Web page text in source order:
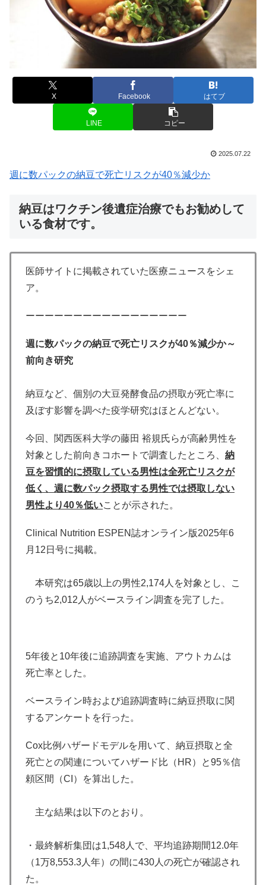
X Facebook はてブ
LINE コピー
2025.07.22
週に数パックの納豆で死亡リスクが40％減少か
納豆はワクチン後遺症治療でもお勧めして
いる食材です。
医師サイトに掲載されていた医療ニュースをシェ
ア。
ーーーーーーーーーーーーーーーーー
週に数パックの納豆で死亡リスクが40％減少か～
前向き研究
納豆など、個別の大豆発酵食品の摂取が死亡率に
及ぼす影響を調べた疫学研究はほとんどない。
今回、関西医科大学の藤田 裕規氏らが高齢男性を
対象とした前向きコホートで調査したところ、 納
豆を習慣的に摂取している男性は全死亡リスクが
低く、週に数パック摂取する男性では摂取しない
男性より40％低いことが示された。
Clinical Nutrition ESPEN誌オンライン版2025年6
月12日号に掲載。
本研究は65歳以上の男性2,174人を対象とし、こ
のうち2,012人がベースライン調査を完了した。
5年後と10年後に追跡調査を実施、アウトカムは
死亡率とした。
ベースライン時および追跡調査時に納豆摂取に関
するアンケートを行った。
Cox比例ハザードモデルを用いて、納豆摂取と全
死亡との関連についてハザード比（HR）と95％信
頼区間（CI）を算出した。
主な結果は以下のとおり。
・最終解析集団は1,548人で、平均追跡期間12.0年
（1万8,553.3人年）の間に430人の死亡が確認され
た。